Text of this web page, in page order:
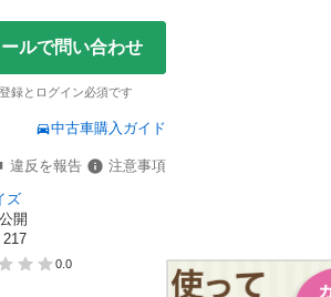
ルで問い合わせ
録とログイン必須です
中古車購入ガイド
違反を報告
注意事項
ズ
開
217
0.0